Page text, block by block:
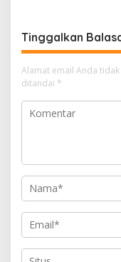
g
a
s
i
p
Tinggalkan
Alamat email Anda
ditandai *